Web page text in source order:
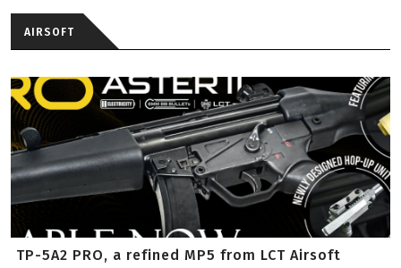
AIRSOFT
TP-5A2 PRO, a refined MP5 from LCT Airsoft